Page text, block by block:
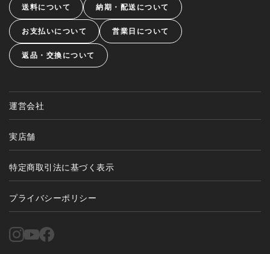
送料について 納期・配送について
お支払いについて 営業日について
返品・交換について
運営会社
実店舗
特定商取引法に基づく表示
プライバシーポリシー